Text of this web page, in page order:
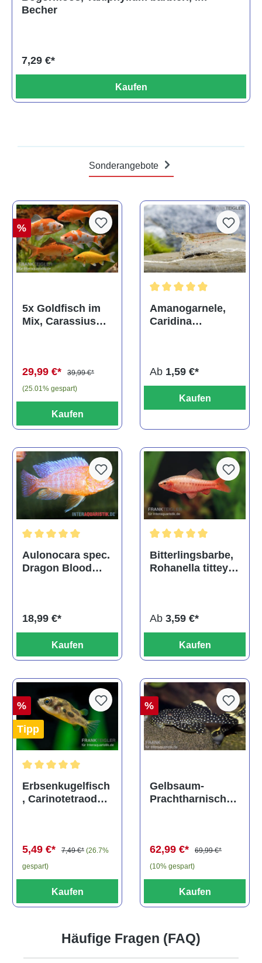
Becher
7,29 €*
Kaufen
Sonderangebote
%
5x Goldfisch im
Mix, Carassius
29,99 €*
39,99 €*
(25.01% gespart)
Kaufen
Amanogarnele,
Caridina
Ab 1,59 €*
Kaufen
Aulonocara spec.
Dragon Blood
18,99 €*
Kaufen
Bitterlingsbarbe,
Rohanella titteya,
Ab 3,59 €*
Kaufen
%
Tipp
Erbsenkugelfisch
, Carinotetraodon
5,49 €* 7,49 €* (26.7%
gespart)
Kaufen
%
Gelbsaum-
Prachtharnischw
62,99 €*
69,99 €*
(10% gespart)
Kaufen
Häufige Fragen (FAQ)